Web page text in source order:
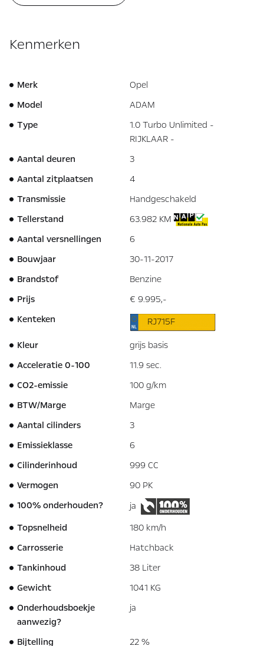
Kenmerken
Merk
Opel
Model
ADAM
Type
1.0 Turbo Unlimited -
RIJKLAAR -
Aantal deuren
3
Aantal zitplaatsen
4
Transmissie
Handgeschakeld
Tellerstand
63.982 KM
Aantal versnellingen
6
Bouwjaar
30-11-2017
Brandstof
Benzine
Prijs
€ 9.995,-
Kenteken
RJ715F
Kleur
grijs basis
Acceleratie 0-100
11.9 sec.
CO2-emissie
100 g/km
BTW/Marge
Marge
Aantal cilinders
3
Emissieklasse
6
Cilinderinhoud
999 CC
Vermogen
90 PK
100% onderhouden?
ja
Topsnelheid
180 km/h
Carrosserie
Hatchback
Tankinhoud
38 Liter
Gewicht
1041 KG
Onderhoudsboekje
aanwezig?
ja
Bijtelling 22 %